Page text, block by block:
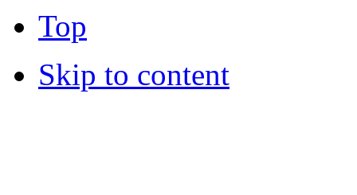
Top
Skip to content